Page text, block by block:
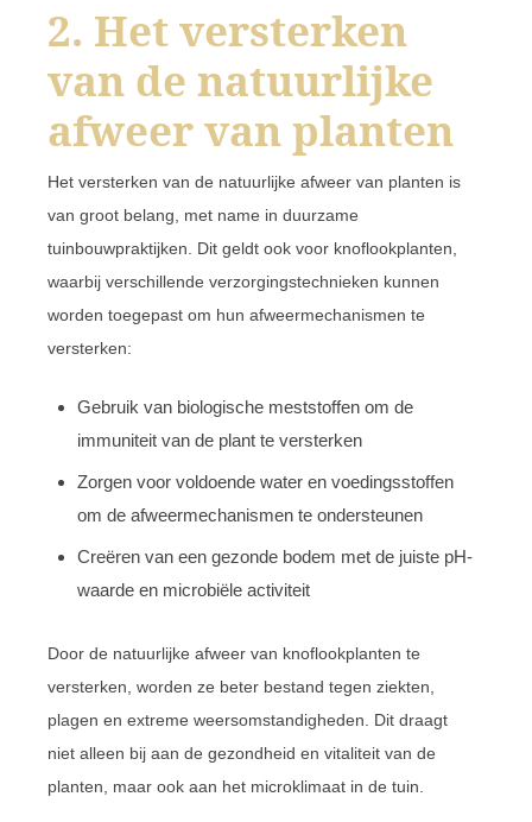
2. Het versterken
van de natuurlijke
afweer van planten
Het versterken van de natuurlijke afweer van planten is
van groot belang, met name in duurzame
tuinbouwpraktijken. Dit geldt ook voor knoflookplanten,
waarbij verschillende verzorgingstechnieken kunnen
worden toegepast om hun afweermechanismen te
versterken:
Gebruik van biologische meststoffen om de
immuniteit van de plant te versterken
Zorgen voor voldoende water en voedingsstoffen
om de afweermechanismen te ondersteunen
Creëren van een gezonde bodem met de juiste pH-
waarde en microbiële activiteit
Door de natuurlijke afweer van knoflookplanten te
versterken, worden ze beter bestand tegen ziekten,
plagen en extreme weersomstandigheden. Dit draagt
niet alleen bij aan de gezondheid en vitaliteit van de
planten, maar ook aan het microklimaat in de tuin.